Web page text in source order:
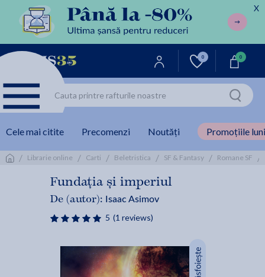
X
0 0
Cele mai citite Precomenzi Noutăți Promoțiile
/ Librarie online / Carti / Beletristica / SF & Fantasy / Romane SF /
Fundația și imperiul
De (autor): Isaac Asimov
5 (1 reviews)